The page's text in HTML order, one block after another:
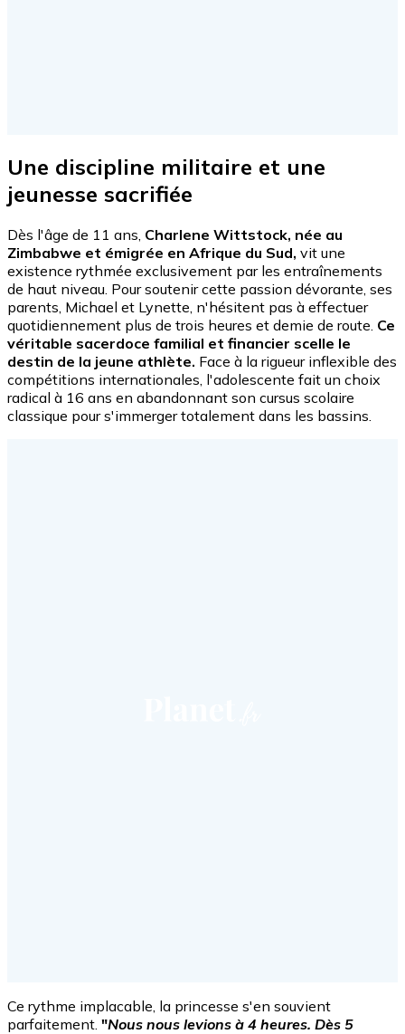
Une discipline militaire et une
jeunesse sacrifiée
Dès l'âge de 11 ans, Charlene Wittstock, née au
Zimbabwe et émigrée en Afrique du Sud, vit une
existence rythmée exclusivement par les entraînements
de haut niveau. Pour soutenir cette passion dévorante, ses
parents, Michael et Lynette, n'hésitent pas à effectuer
quotidiennement plus de trois heures et demie de route. Ce
véritable sacerdoce familial et financier scelle le
destin de la jeune athlète. Face à la rigueur inflexible des
compétitions internationales, l'adolescente fait un choix
radical à 16 ans en abandonnant son cursus scolaire
classique pour s'immerger totalement dans les bassins.
Ce rythme implacable, la princesse s'en souvient
parfaitement. "Nous nous levions à 4 heures. Dès 5